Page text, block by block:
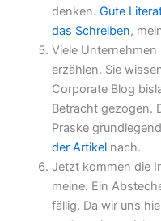
denken. Gute
das Schreiben,
Viele
erzählen. Sie
Corporate Blog
Betracht gezogen.
Praske
der Artikelnach.
Jetzt kommen die
meine. Ein
fällig. Da wir uns